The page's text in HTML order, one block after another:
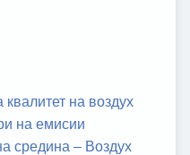
квалитет на воздух
на емисии
средина – Воздух